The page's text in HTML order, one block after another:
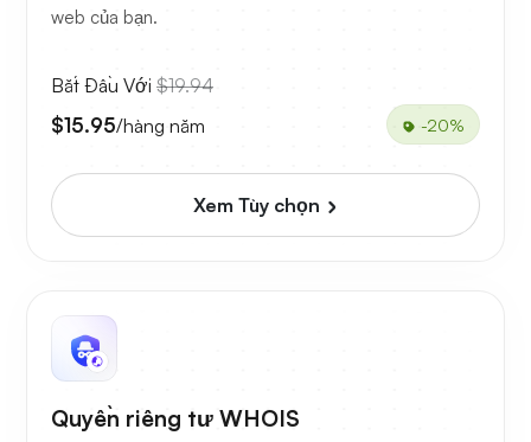
web của bạn.
Bắt Đầu Với $19.94
$15.95/hàng năm -20%
Xem Tùy chọn
Quyền riêng tư WHOIS